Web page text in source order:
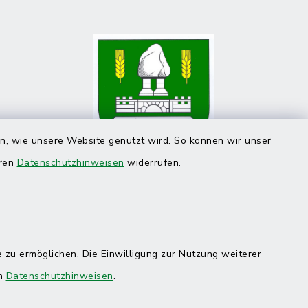
wie unsere Website genutzt wird. So können wir unser
Datenschutzhinweisen widerrufen.
ermöglichen. Die Einwilligung zur Nutzung weiterer
Datenschutzhinweisen.